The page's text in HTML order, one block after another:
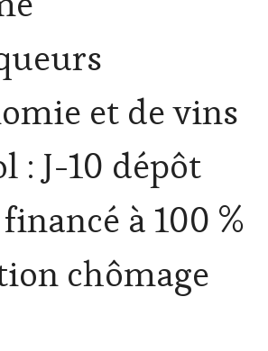
et de vins
: J-10 dépôt
à 100 %
chômage